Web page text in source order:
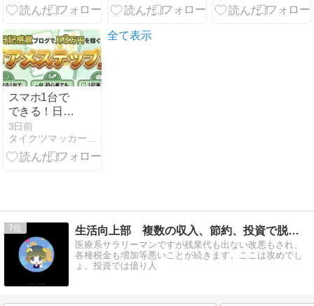
子育て応援特
法・配達エリ
ア
Olive（オリー
イントアップ
間の使い方
スマホ1台で
できる！日記
感覚ブログで
月3万円を稼
ぐ『アメステ
3日前
全て表示
7 生活向上部 複数の収入、節約、投資で脱社畜を夢見て
医療系サラリーマンですが残業代も出ない改悪もされ、
各種税金も増加等悪いことが続きます。ここは攻めでし
ょ。投資では億り人